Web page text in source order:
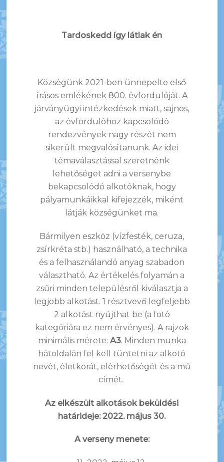
Tardoskedd így látlak én
Községünk 2021-ben ünnepelte első
írásos emlékének 800. évfordulóját. A
járványügyi intézkedések miatt, sajnos,
az évfordulóhoz kapcsolódó
rendezvények nagy részét nem
sikerült megvalósítanunk. Az idei
témaválasztással szeretnénk
lehetőséget adni a versenybe
bekapcsolódó alkotóknak, hogy
pályamunkáikkal kifejezzék, miként
látják községünket ma.
Bármilyen eszköz (vízfesték, ceruza,
zsírkréta stb.) használható, a technika
és a felhasználandó anyag szabadon
választható. Az értékelés folyamán a
zsűri minden településről kiválasztja a
legjobb alkotást. 1 résztvevő legfeljebb
2 alkotást nyújthat be (a fotó
kategóriára ez nem érvényes). A rajzok
minimális mérete: A3. Minden munka
hátoldalán fel kell tüntetni az alkotó
nevét, életkorát, elérhetőségét és a mű
címét.
Az elkészült alkotások beküldési
határideje: 2022. május 30.
A verseny menete: